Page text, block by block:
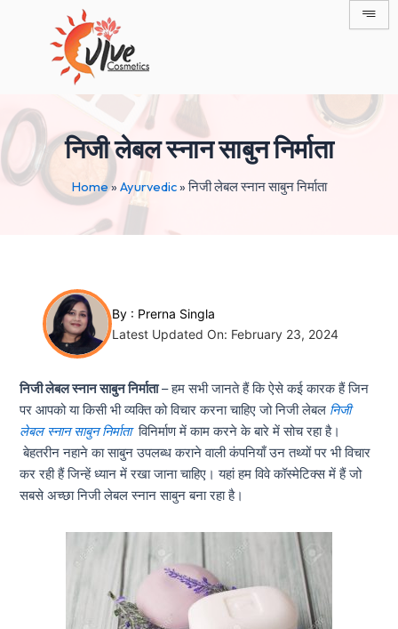
निजी लेबल स्नान साबुन निर्माता
Home» Ayurvedic»निजी लेबल स्नान साबुन निर्माता
By : Prerna Singla
Latest Updated On: February 23, 2024
निजी लेबल स्नान साबुन निर्माता– हम सभी जानते हैं कि ऐसे कई कारक हैं जिन
पर आपको या किसी भी व्यक्ति को विचार करना चाहिए जो निजी लेबल निजी
लेबल स्नान साबुन निर्माताविनिर्माण में काम करने के बारे में सोच रहा है।
बेहतरीन नहाने का साबुन उपलब्ध कराने वाली कंपनियाँ उन तथ्यों पर भी विचार
कर रही हैं जिन्हें ध्यान में रखा जाना चाहिए। यहां हम विवे कॉस्मेटिक्स में हैं जो
सबसे अच्छा निजी लेबल स्नान साबुन बना रहा है।
navigation